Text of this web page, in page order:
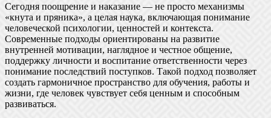
Сегодня поощрение и наказание — не просто механизмы
«кнута и пряника», а целая наука, включающая понимание
человеческой психологии, ценностей и контекста.
Современные подходы ориентированы на развитие
внутренней мотивации, наглядное и честное общение,
поддержку личности и воспитание ответственности через
понимание последствий поступков. Такой подход позволяет
создать гармоничное пространство для обучения, работы и
жизни, где человек чувствует себя ценным и способным
развиваться.